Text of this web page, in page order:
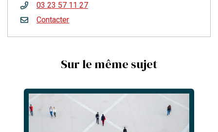
03 23 57 11 27
Contacter
Sur le même sujet